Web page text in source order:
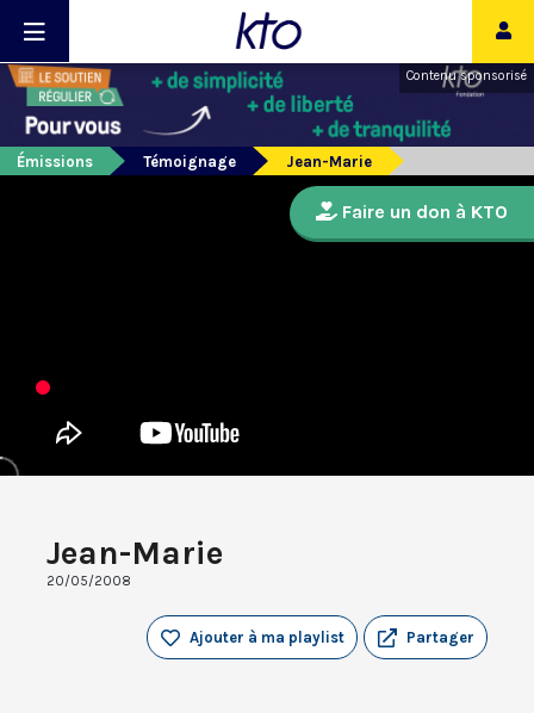
Contenu sponsorisé
Émissions Témoignage Jean-Marie
Jean-Marie
20/05/2008
Partager
Ajouter à ma playlist
Faire un don à KTO